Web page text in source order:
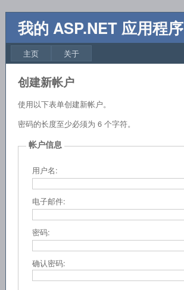
我的 ASP.NET 应用程序
主页 关于
创建新帐户
使用以下表单创建新帐户。
密码的长度至少必须为 6 个字符。
帐户信息
用户名:
电子邮件:
密码:
确认密码: